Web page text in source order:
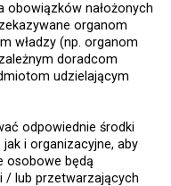
obowiązków nałożonych
organom
władzy (np. organom
doradcom
udzielającym
odpowiednie środki
i organizacyjne, aby
osobowe będą
/ lub przetwarzających